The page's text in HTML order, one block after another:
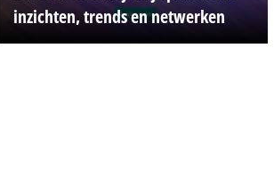
inzichten, trends en netwerken